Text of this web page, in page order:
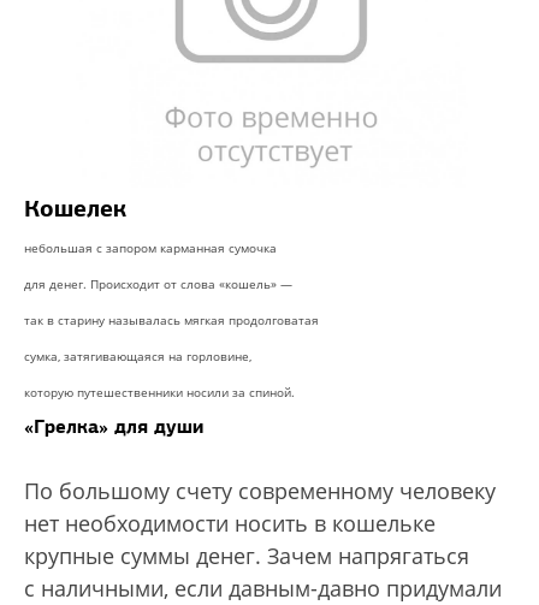
Кошелек
небольшая с запором карманная сумочка
для денег. Происходит от слова «кошель» —
так в старину называлась мягкая продолговатая
сумка, затягивающаяся на горловине,
которую путешественники носили за спиной.
«Грелка» для души
По большому счету современному человеку
нет необходимости носить в кошельке
крупные суммы денег. Зачем напрягаться
с наличными, если давным-давно придумали